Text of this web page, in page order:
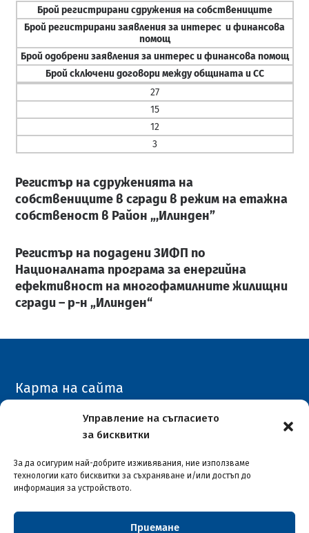
Управление на съгласието
за бисквитки
За да осигурим най-добрите изживявания, ние използваме
технологии като бисквитки за съхраняване и/или достъп до
информация за устройството.
Приемане
Брой регистрирани сдружения на собствениците
Брой регистрирани заявления за интерес и финансова
помощ
Брой одобрени заявления за интерес и финансова помощ
Брой сключени договори между общината и СС
27
15
12
3
Регистър на сдруженията на
собствениците в сгради в режим на етажна
собственост в Район „,Илинден”
Регистър на подадени ЗИФП по
Националната програма за енергийна
ефективност на многофамилните жилищни
сгради – р-н „Илинден“
Карта на сайта
Архивен сайт